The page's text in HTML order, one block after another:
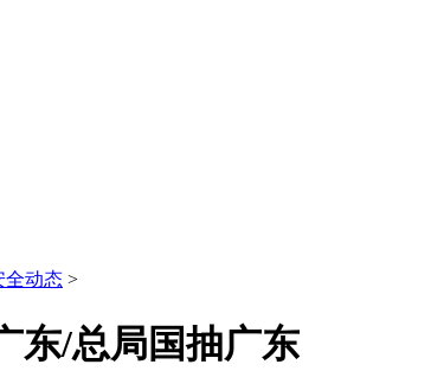
全动态 >
东/总局国抽广东